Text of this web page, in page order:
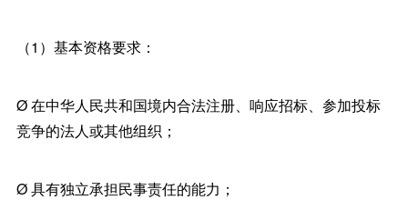
（1）基本资格要求：
Ø 在中华人民共和国境内合法注册、响应招标、参加投标
竞争的法人或其他组织；
Ø 具有独立承担民事责任的能力；